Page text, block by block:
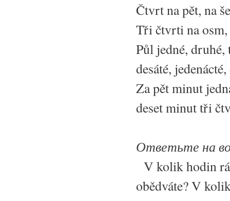
Čtvrt na pět, na
Tři čtvrti na osm,
Půl jedné, druhé,
desáté,
Za pět minut
deset minut tři
Ответьте на
V kolik hodin
obědváte? V